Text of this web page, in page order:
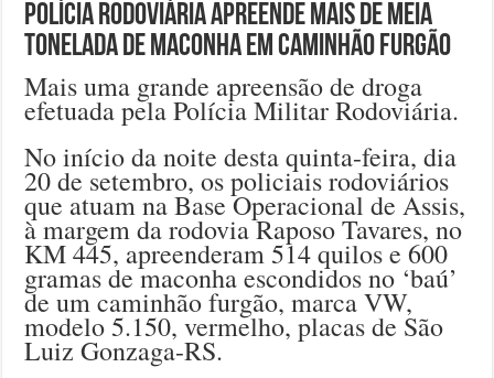
Polícia Rodoviária apreende mais de meia
tonelada de maconha em caminhão furgão
Mais uma grande apreensão de droga
efetuada pela Polícia Militar Rodoviária.
No início da noite desta quinta-feira, dia
20 de setembro, os policiais rodoviários
que atuam na Base Operacional de Assis,
à margem da rodovia Raposo Tavares, no
KM 445, apreenderam 514 quilos e 600
gramas de maconha escondidos no ‘baú’
de um caminhão furgão, marca VW,
modelo 5.150, vermelho, placas de São
Luiz Gonzaga-RS.